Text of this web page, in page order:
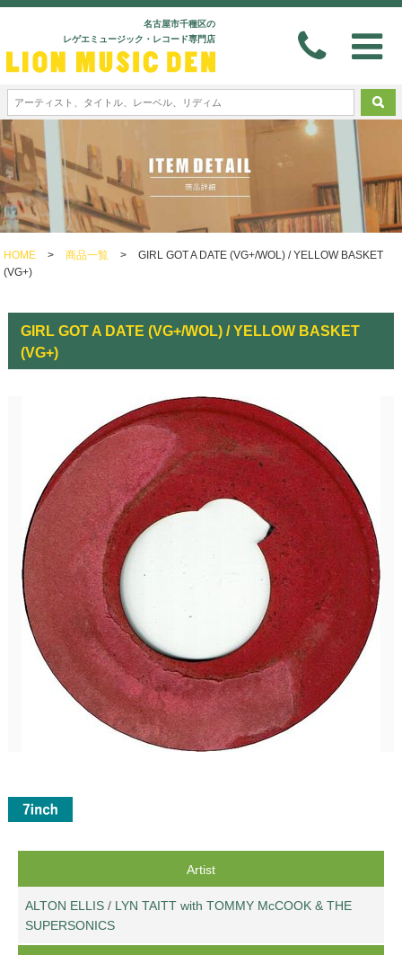
名古屋市千種区の
レゲエミュージック・レコード専門店
HOME > 商品一覧 >
GIRL GOT A DATE (VG+/WOL) / YELLOW BASKET
(VG+)
GIRL GOT A DATE (VG+/WOL) / YELLOW BASKET
(VG+)
Artist
ALTON ELLIS / LYN TAITT with TOMMY McCOOK & THE
SUPERSONICS